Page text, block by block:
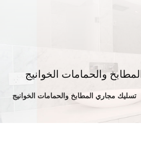
والحمامات الخوانيج
تسليك مجاري المطابخ والحمامات الخوانيج